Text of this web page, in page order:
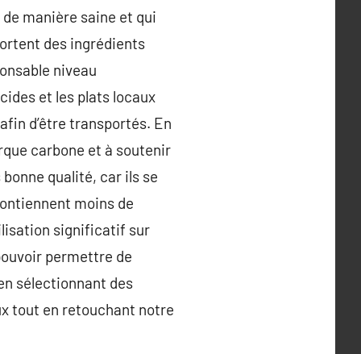
manière saine et qui
des ingrédients
niveau
et les plats locaux
d’être transportés. En
carbone et à soutenir
qualité, car ils se
moins de
significatif sur
permettre de
sélectionnant des
tout en retouchant notre